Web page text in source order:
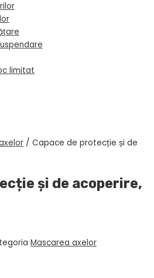
limitat
/ Capace de protecție și de
și de acoperire,
Mascarea axelor